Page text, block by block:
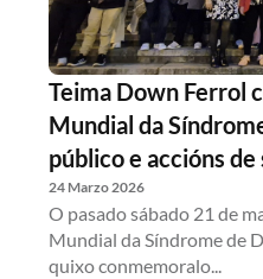
Teima Down Ferrol
Mundial da
público e accións
24 Marzo 2026
O pasado sábado 21 de
Mundial da Síndrome de
quixo conmemoralo...